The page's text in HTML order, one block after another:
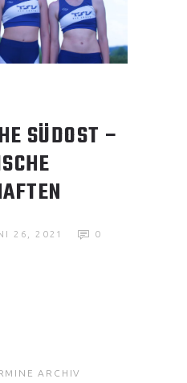
SÜDOST –
26, 2021 0
ARCHIV